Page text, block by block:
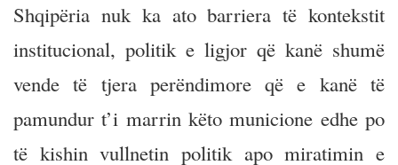
Shqipëria nuk ka ato barriera të kontekstit
institucional, politik e ligjor që kanë shumë
vende të tjera perëndimore që e kanë të
pamundur t’i marrin këto municione edhe po
të kishin vullnetin politik apo miratimin e